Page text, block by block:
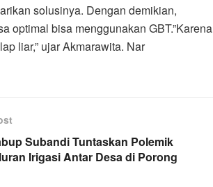
solusinya. Dengan demikian,
optimal bisa menggunakan GBT.”Karena
liar,” ujar Akmarawita. Nar
Subandi Tuntaskan Polemik
Irigasi Antar Desa di Porong